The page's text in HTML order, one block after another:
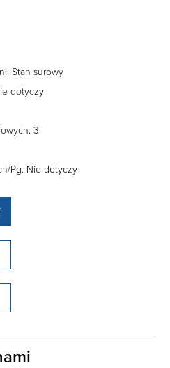
Stan surowy
dotyczy
3
Pg: Nie dotyczy